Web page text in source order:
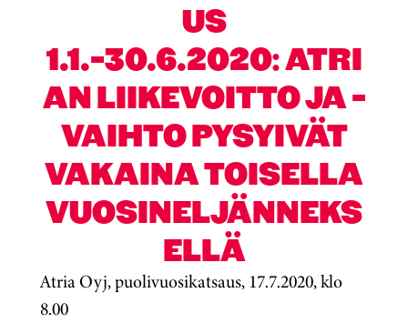
US
1.1.-30.6.2020: ATRI
AN LIIKEVOITTO JA -
VAIHTO PYSYIVÄT
VAKAINA TOISELLA
VUOSINELJÄNNEKS
ELLÄ
Atria Oyj, puolivuosikatsaus, 17.7.2020, klo
8.00